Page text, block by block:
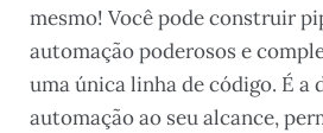
mesmo! Você pode construir
automação poderosos e
uma única linha de código. É a
automação ao seu alcance,